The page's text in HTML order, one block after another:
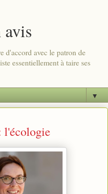
avis
d'accord avec le patron de
essentiellement à taire ses
▼
l'écologie